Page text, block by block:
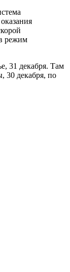
режим
31 декабря. Там
30 декабря, по